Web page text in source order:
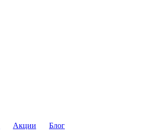
Акции
Блог